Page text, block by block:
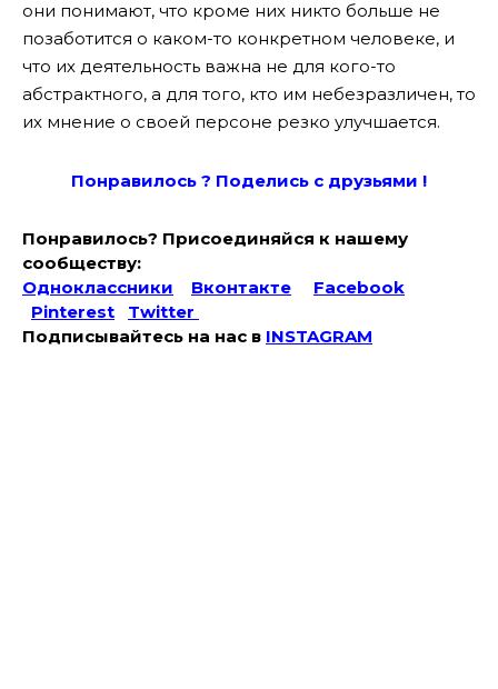
они понимают, что кроме них никто больше не
позаботится о каком-то конкретном человеке, и
что их деятельность важна не для кого-то
абстрактного, а для того, кто им небезразличен, то
их мнение о своей персоне резко улучшается.
Понравилось ? Поделись с друзьями !
Понравилось? Присоединяйся к нашему
сообществу:
Одноклассники
Вконтакте
Facebook
Pinterest
Twitter
Подписывайтесь на наc в INSTAGRAM